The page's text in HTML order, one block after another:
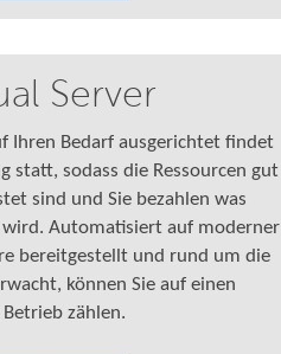
Server
Ihren Bedarf ausgerichtet findet
statt, sodass die Ressourcen gut
sind und Sie bezahlen was
Automatisiert auf moderner
bereitgestellt und rund um die
können Sie auf einen
zählen.